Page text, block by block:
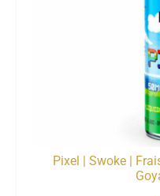
Pixel | Swoke |